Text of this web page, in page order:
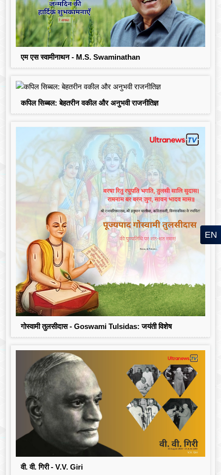
एम एस स्वामीनाथन - M.S. Swaminathan
कपिल सिब्बल: बेहतरीन वकील और अनुभवी राजनीतिज्ञ
गोस्वामी तुलसीदास - Goswami Tulsidas: जयंती विशेष
वी. वी. गिरी - V.V. Giri
EN